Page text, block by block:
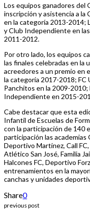
Los equipos ganadores del
inscripción y asistencia a la
en la categoría 2013-2014;
y Club Independiente en
2011-2012.
Por otro lado, los equipos
las finales celebradas en la
acreedores a un premio en
la categoría 2017-2018; FC
Panchitos en la 2009-
Independiente en 2015-
Cabe destacar que esta
Infantil de Escuelas de
con la participación de 140
participación las academias
Deportivo Martínez, Call
Atlético San José, Familia
Halcones FC, Deportivo
entrenamientos en la
canchas y unidades
Share0
previous post